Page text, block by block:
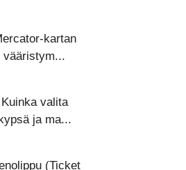
kartan
vääristym...
Kuinka valita
ja ma...
(Ticket